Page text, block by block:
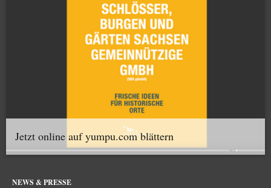
Jetzt online auf yumpu.com blättern
NEWS & PRESSE